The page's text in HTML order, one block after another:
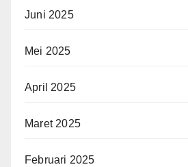
Juni 2025
Mei 2025
April 2025
Maret 2025
Februari 2025